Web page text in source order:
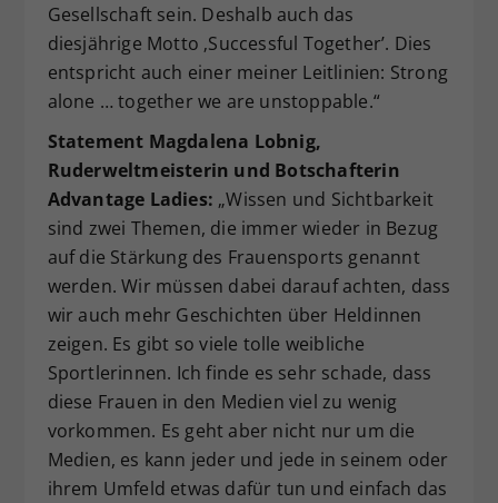
Gesellschaft sein. Deshalb auch das
diesjährige Motto ‚Successful Together’. Dies
entspricht auch einer meiner Leitlinien: Strong
alone … together we are unstoppable.“
Statement Magdalena Lobnig,
Ruderweltmeisterin und Botschafterin
Advantage Ladies: „Wissen und Sichtbarkeit
sind zwei Themen, die immer wieder in Bezug
auf die Stärkung des Frauensports genannt
werden. Wir müssen dabei darauf achten, dass
wir auch mehr Geschichten über Heldinnen
zeigen. Es gibt so viele tolle weibliche
Sportlerinnen. Ich finde es sehr schade, dass
diese Frauen in den Medien viel zu wenig
vorkommen. Es geht aber nicht nur um die
Medien, es kann jeder und jede in seinem oder
ihrem Umfeld etwas dafür tun und einfach das